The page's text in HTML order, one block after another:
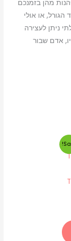
מהן בזמנכם
הגורל, או אולי
ניתן לעצירה
אדם שבור